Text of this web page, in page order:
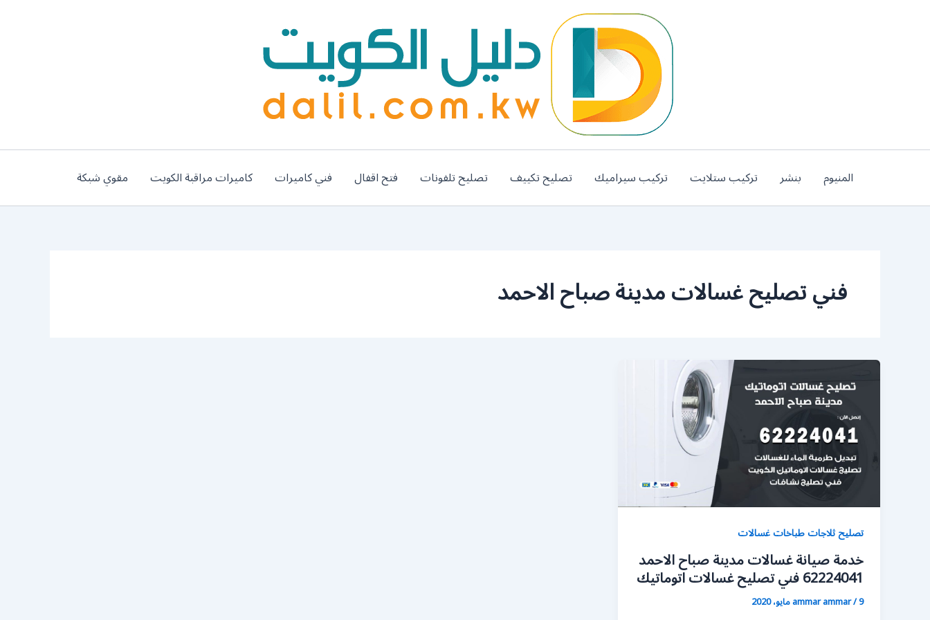
المنيوم بنشر تركيب ستلايت تركيب سيراميك تصليح تكييف تصليح تلفونات فتح اقفال فني كاميرات كاميرات مراقبة الكويت مقوي شبكة
فني تصليح غسالات مدينة صباح الاحمد
تصليح ثلاجات طباخات غسالات
خدمة صيانة غسالات مدينة صباح الاحمد
62224041 فني تصليح غسالات اتوماتيك
ammar ammar/9 مايو، 2020